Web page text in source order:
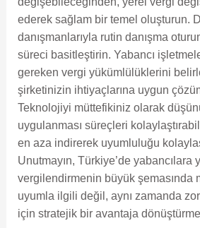
ederek sağlam bir temel oluşturun.
danışmanlarıyla rutin danışma
süreci basitleştirin. Yabancı
gereken vergi yükümlülüklerini
şirketinizin ihtiyaçlarına uygun
Teknolojiyi müttefikiniz olarak
uygulanması süreçleri
en aza indirerek uyumluluğu
Unutmayın, Türkiye’de yabancılara
vergilendirmenin büyük şemasında
uyumla ilgili değil, aynı zamanda
için stratejik bir avantaja